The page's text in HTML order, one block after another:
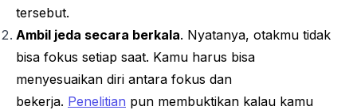
tersebut.
Ambil jeda secara berkala. Nyatanya, otakmu tidak
bisa fokus setiap saat. Kamu harus bisa
menyesuaikan diri antara fokus dan
bekerja. Penelitian pun membuktikan kalau kamu